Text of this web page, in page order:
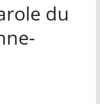
du